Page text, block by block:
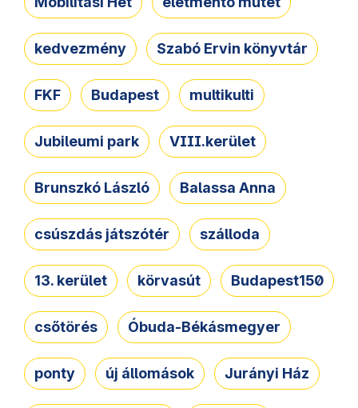
kedvezmény Szabó Ervin könyvtár
FKF Budapest multikulti
Jubileumi park VIII.kerület
Brunszkó László Balassa Anna
csúszdás játszótér szálloda
13. kerület körvasút Budapest150
csőtörés Óbuda-Békásmegyer
ponty új állomások Jurányi Ház